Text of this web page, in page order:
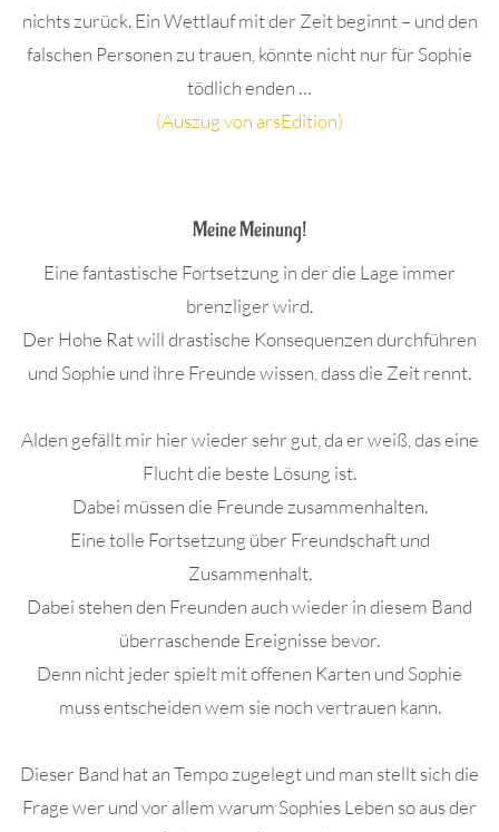
nichts zurück. Ein Wettlauf mit der Zeit beginnt – und den
falschen Personen zu trauen, könnte nicht nur für Sophie
tödlich enden …
(Auszug von arsEdition)
Meine Meinung!
Eine fantastische Fortsetzung in der die Lage immer
brenzliger wird.
Der Hohe Rat will drastische Konsequenzen durchführen
und Sophie und ihre Freunde wissen, dass die Zeit rennt.
Alden gefällt mir hier wieder sehr gut, da er weiß, das eine
Flucht die beste Lösung ist.
Dabei müssen die Freunde zusammenhalten.
Eine tolle Fortsetzung über Freundschaft und
Zusammenhalt.
Dabei stehen den Freunden auch wieder in diesem Band
überraschende Ereignisse bevor.
Denn nicht jeder spielt mit offenen Karten und Sophie
muss entscheiden wem sie noch vertrauen kann.
Dieser Band hat an Tempo zugelegt und man stellt sich die
Frage wer und vor allem warum Sophies Leben so aus der